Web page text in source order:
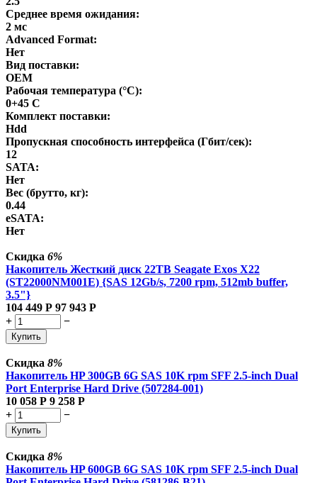
Среднее время ожидания:
2 мс
Advanced Format:
Нет
Вид поставки:
OEM
Рабочая температура (°C):
0+45 С
Комплект поставки:
Hdd
Пропускная способность интерфейса (Гбит/сек):
12
SATA:
Нет
Вес (брутто, кг):
0.44
eSATA:
Нет
Скидка 6%
Накопитель Жесткий диск 22TB Seagate Exos X22
(ST22000NM001E) {SAS 12Gb/s, 7200 rpm, 512mb buffer,
3.5"}
104 449 Р 97 943 Р
+
−
Купить
Скидка 8%
Накопитель HP 300GB 6G SAS 10K rpm SFF 2.5-inch Dual
Port Enterprise Hard Drive (507284-001)
10 058 Р 9 258 Р
+
−
Купить
Скидка 8%
Накопитель HP 600GB 6G SAS 10K rpm SFF 2.5-inch Dual